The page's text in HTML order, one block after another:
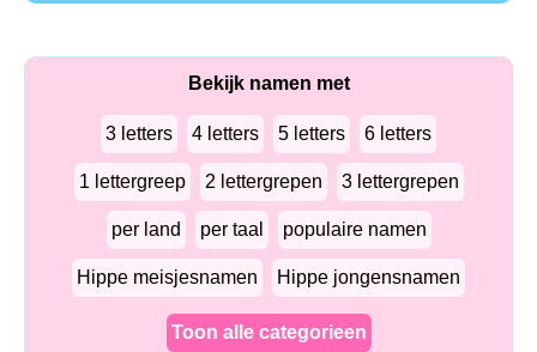
Bekijk namen met
3 letters 4 letters 5 letters 6 letters
1 lettergreep 2 lettergrepen 3 lettergrepen
per land per taal populaire namen
Hippe meisjesnamen Hippe jongensnamen
Toon alle categorieen